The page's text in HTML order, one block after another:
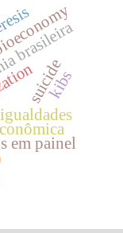
brasileira
em painel
suicide
kibs